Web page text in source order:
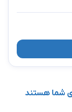
شما هستند